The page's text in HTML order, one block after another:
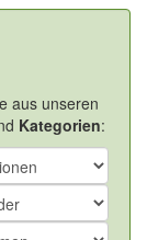
aus unseren
Kategorien: